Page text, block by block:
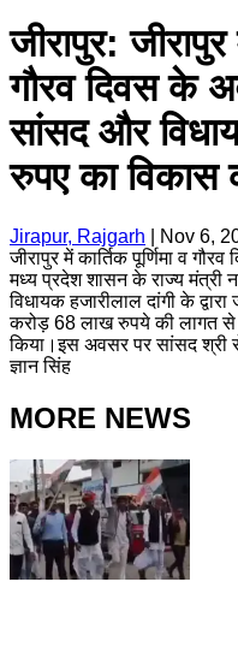
जीरापुर: ‎जीरापुर
गौरव दिवस के
सांसद और
रुपए का विकास
Jirapur, Rajgarh
Nov 6,
‎जीरापुर में कार्तिक पूर्णिमा व
मध्य प्रदेश शासन के राज्य मंत्री
विधायक हजारीलाल दांगी के
करोड़ 68 लाख रुपये की लागत से
किया।इस अवसर पर सांसद श्री
ज्ञान सिंह
MORE NEWS